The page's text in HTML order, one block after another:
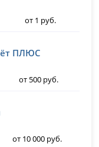
от 1 руб.
ПЛЮС
от 500 руб.
от 10 000 руб.